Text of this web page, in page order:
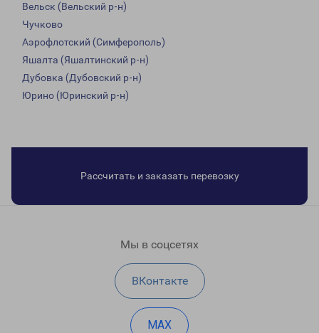
Вельск (Вельский р-н)
Чучково
Аэрофлотский (Симферополь)
Яшалта (Яшалтинский р-н)
Дубовка (Дубовский р-н)
Юрино (Юринский р-н)
Рассчитать и заказать перевозку
Мы в соцсетях
ВКонтакте
MAX